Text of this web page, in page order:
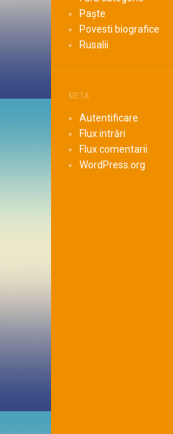
Paște
Povesti biografice
Rusalii
META
Autentificare
Flux intrări
Flux comentarii
WordPress.org